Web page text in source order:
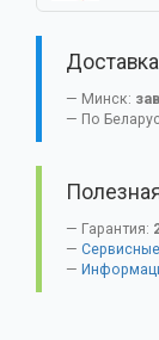
Доставка
Минск:
По
Гарантия: